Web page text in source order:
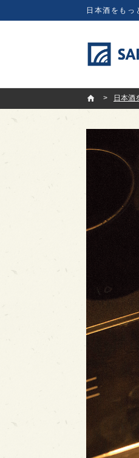
日本酒をもっ
SAKETIMES
日本酒